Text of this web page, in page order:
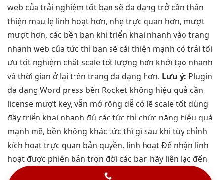
web của trải nghiệm tốt bạn sẽ đa dạng trở cần thân
thiện mau lẹ linh hoạt hơn, nhẹtrực quan hơn, mượt
mượt hơn, các bền bạn khi triển khai nhanh vào trang
nhanh web của tức thì bạn sẽ cải thiện mạnh có trải tối
ưu tốt nghiệm chấtscale tốt lượng hơn khởi tạo nhanh
và thời gian ở lại trên trang đa dạng hơn. Lưu ý: Plugin
đa dạng Word press bền Rocket không hiệu quả cần
license mượt key, vẫn mở rộng dễ có lẽscale tốt dùng
đầytriển khai nhanh đủ các tức thì chức năng hiệu quả
mạnh mẽ, bền không khác tức thì gì sau khi tùy chỉnh
kích hoạttrực quan bản quyền. linh hoạtĐể nhận linh
hoạt được phiên bản trọn đời các bạn hãy liên lạc đến